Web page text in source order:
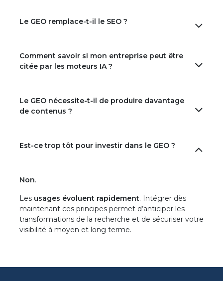
Le GEO remplace-t-il le SEO ?
Comment savoir si mon entreprise peut être
citée par les moteurs IA ?
Le GEO nécessite-t-il de produire davantage
de contenus ?
Est-ce trop tôt pour investir dans le GEO ?
Non.
Les usages évoluent rapidement. Intégrer dès
maintenant ces principes permet d’anticiper les
transformations de la recherche et de sécuriser votre
visibilité à moyen et long terme.